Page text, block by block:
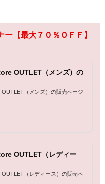
【最大７０％ＯＦＦ】
OUTLET（メンズ）の
OUTLET（メンズ）の販売ページ
OUTLET（レディー
OUTLET（レディース）の販売ペ